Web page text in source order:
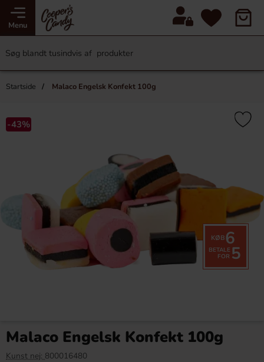
Menu
Startside Malaco Engelsk Konfekt 100g
KØB6
BETALE
FOR 5
-43%
Malaco Engelsk Konfekt 100g
Kunst nej: 800016480